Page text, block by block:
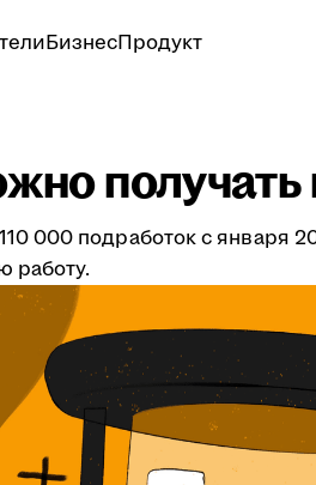
БизнесПродукт
000 подработок с января
работу.